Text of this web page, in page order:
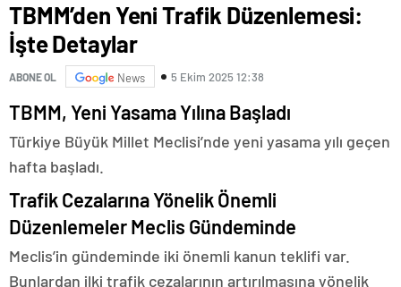
TBMM’den Yeni Trafik Düzenlemesi:
İşte Detaylar
ABONE OL News 5 Ekim 2025 12:38
TBMM, Yeni Yasama Yılına Başladı
Türkiye Büyük Millet Meclisi’nde yeni yasama yılı geçen
hafta başladı.
Trafik Cezalarına Yönelik Önemli
Düzenlemeler Meclis Gündeminde
Meclis’in gündeminde iki önemli kanun teklifi var.
Bunlardan ilki trafik cezalarının artırılmasına yönelik